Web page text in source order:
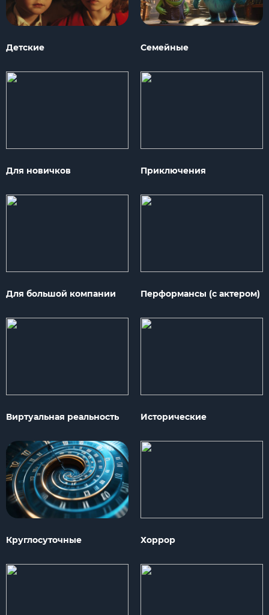
Детские Семейные
Для новичков Приключения
Для большой компании Перформансы (с актером)
Виртуальная реальность Исторические
Круглосуточные Хоррор